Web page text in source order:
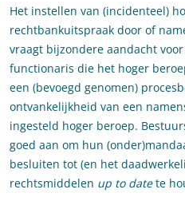
Het instellen van (incidenteel)
rechtbankuitspraak door of
vraagt bijzondere aandacht
functionaris die het hoger
een (bevoegd genomen)
ontvankelijkheid van een
ingesteld hoger beroep.
goed aan om hun
besluiten tot (en het
rechtsmiddelen up to datete